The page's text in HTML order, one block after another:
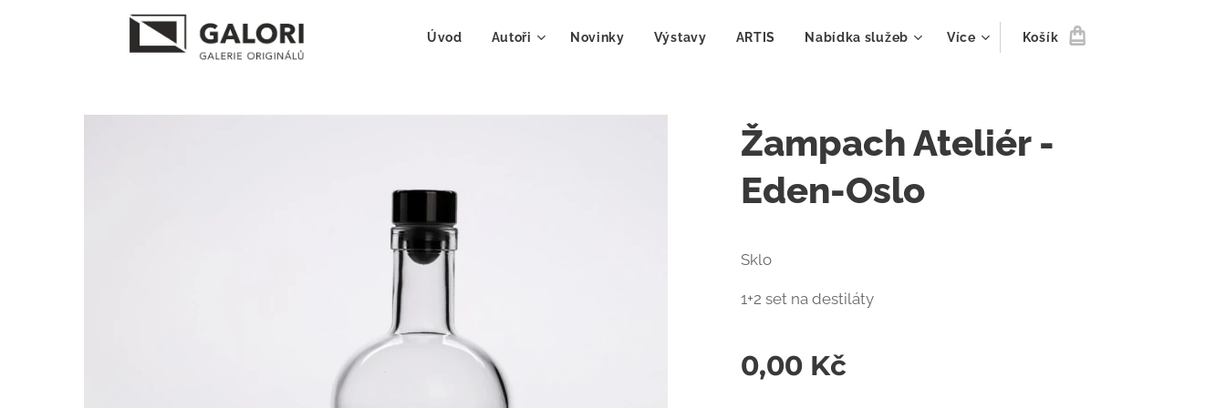
Úvod Autoři Novinky Výstavy ARTIS Nabídka služeb Více Košík
Žampach Ateliér -
Eden-Oslo
Sklo
1+2 set na destiláty
0,00 Kč